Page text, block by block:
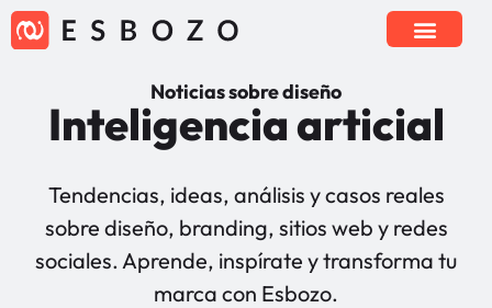
Noticias sobre diseño
Inteligencia articial
Tendencias, ideas, análisis y casos reales
sobre diseño, branding, sitios web y redes
sociales. Aprende, inspírate y transforma tu
marca con Esbozo.